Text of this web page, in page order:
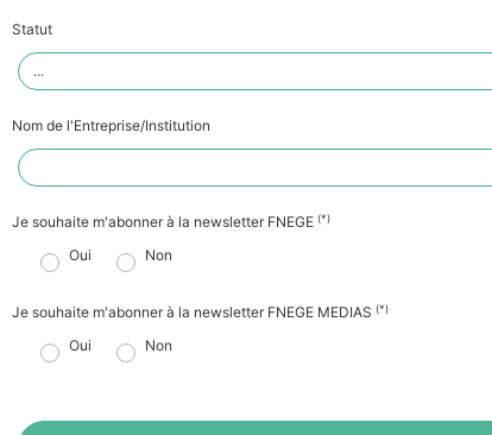
Statut
Nom de l'Entreprise/Institution
Je souhaite m'abonner à la newsletter FNEGE (*)
Oui Non
Je souhaite m'abonner à la newsletter FNEGE MEDIAS (*)
Oui Non